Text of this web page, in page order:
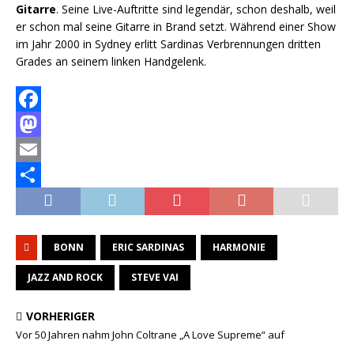
Gitarre. Seine Live-Auftritte sind legendär, schon deshalb, weil
er schon mal seine Gitarre in Brand setzt. Während einer Show
im Jahr 2000 in Sydney erlitt Sardinas Verbrennungen dritten
Grades an seinem linken Handgelenk.
F
a
c
M
aE
BONN ERIC SARDINAS HARMONIE
JAZZ AND ROCK STEVE VAI
VORHERIGER
Vor 50 Jahren nahm John Coltrane „A Love Supreme“ auf